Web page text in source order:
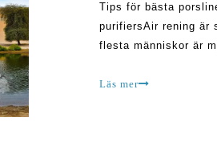
Tips för bästa
purifiersAir rening är
flesta människor är
Läs mer